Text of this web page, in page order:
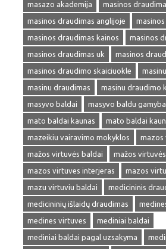
masazo akademija
masinos
masinos draudimas anglijoje
masinos draudimas kainos
masinos
masinos draudimas uk
masinos
masinos draudimo skaiciuokle
masinu draudimas
masinu draudimo
masyvo baldai
masyvo baldu gamyba
mato baldai kaunas
mato baldai
mazeikiu vairavimo mokyklos
mazos
mažos virtuvės baldai
mažos
mazos virtuves interjeras
mazos
mazu virtuviu baldai
medicininis
medicininių išlaidų draudimas
medines virtuves
mediniai baldai
mediniai baldai pagal uzsakyma